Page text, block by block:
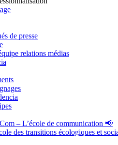
de presse
relations médias
– L’école de communication 📢
des transitions écologiques et